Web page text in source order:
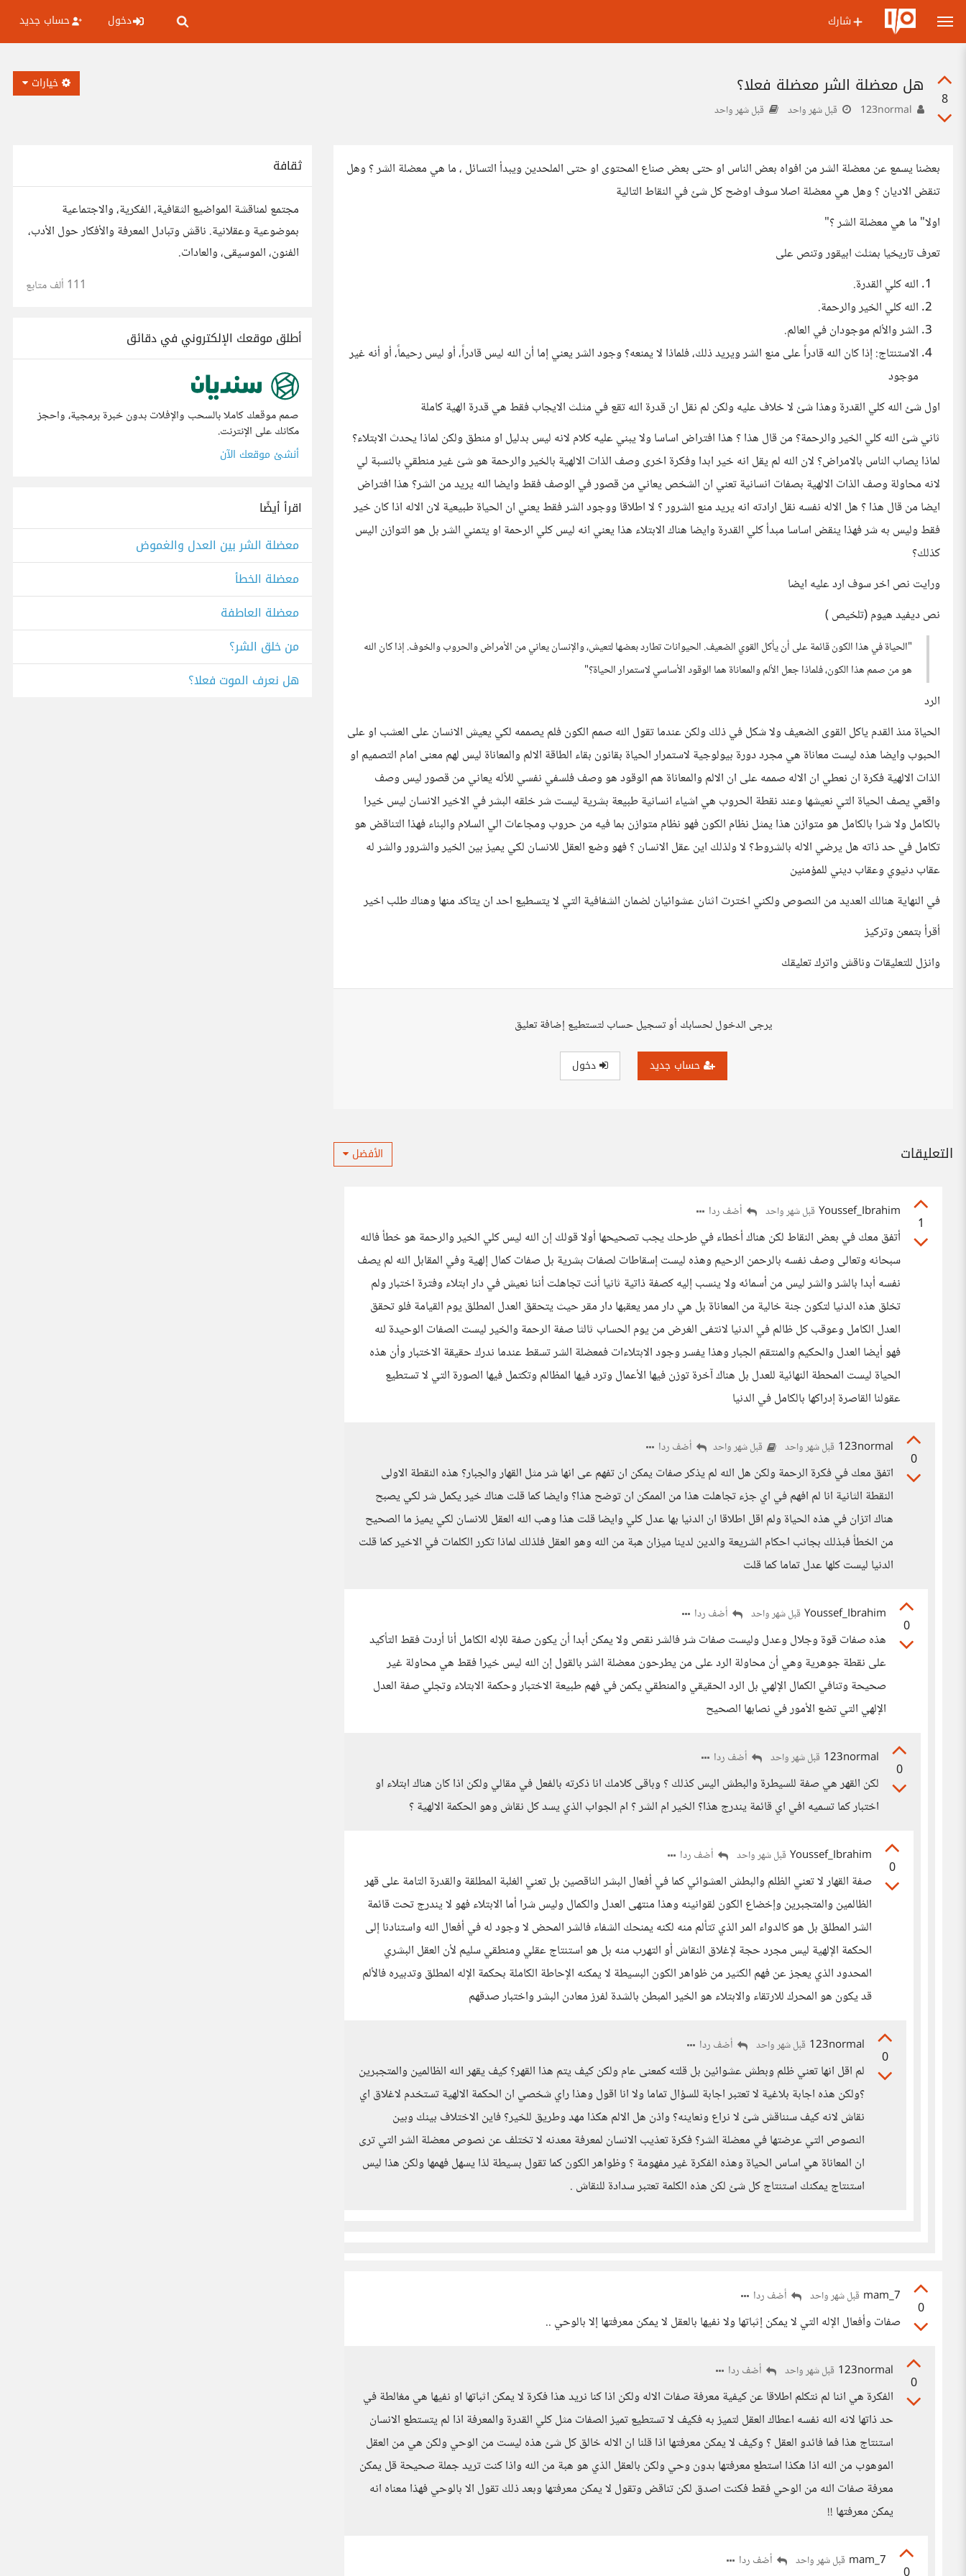
شارك دخول حساب جديد
8
هل معضلة الشر معضلة فعلا؟
قبل شهر واحد قبل شهر واحد
خيارات
بعضنا يسمع عن معضلة الشر من افواه بعض الناس او حتى بعض صناع المحتوى او حتى الملحدين ويبدأ التسائل ، ما هي معضلة الشر ؟ وهل
تنقض الاديان ؟ وهل هي معضلة اصلا سوف اوضح كل شئ في النقاط التالية
اولا" ما هي معضلة الشر ؟"
تعرف تاريخيا بمثلث ابيقور وتنص على
الله كلي القدرة.
الله كلي الخير والرحمة.
الشر والألم موجودان في العالم.
الاستنتاج: إذا كان الله قادراً على منع الشر ويريد ذلك، فلماذا لا يمنعه؟ وجود الشر يعني إما أن الله ليس قادراً، أو ليس رحيماً، أو أنه غير
موجود
اول شئ الله كلي القدرة وهذا شئ لا خلاف عليه ولكن لم نقل ان قدرة الله تقع في مثلث الايجاب فقط هي قدرة الهية كاملة
ثاني شئ الله كلي الخير والرحمة؟ من قال هذا ؟ هذا افتراض اساسا ولا يبني عليه كلام لانه ليس بدليل او منطق ولكن لماذا يحدث الابتلاء؟
لماذا يصاب الناس بالامراض؟ لان الله لم يقل انه خير ابدا وفكرة اخرى وصف الذات الالهية بالخير والرحمة هو شئ غير منطقي بالنسبة لي
لانه محاولة وصف الذات الالهية بصفات انسانية تعني ان الشخص يعاني من قصور في الوصف فقط وايضا الله يريد من الشر؟ هذا افتراض
ايضا من قال هذا ؟ هل الاله نفسه نقل ارادته انه يريد منع الشرور ؟ لا اطلاقا ووجود الشر فقط يعني ان الحياة طبيعية لان الاله اذا كان خير
فقط وليس به شر فهذا ينقض اساسا مبدأ كلي القدرة وايضا هناك الابتلاء هذا يعني انه ليس كلي الرحمة او يتمني الشر بل هو التوازن اليس
كذلك؟
ورايت نص اخر سوف ارد عليه ايضا
نص ديفيد هيوم (تلخيص )
"الحياة في هذا الكون قائمة على أن يأكل القوي الضعيف. الحيوانات تطارد بعضها لتعيش، والإنسان يعاني من الأمراض والحروب والخوف. إذا كان الله
هو من صمم هذا الكون، فلماذا جعل الألم والمعاناة هما الوقود الأساسي لاستمرار الحياة؟"
الرد
الحياة منذ القدم ياكل القوى الضعيف ولا شكل في ذلك ولكن عندما تقول الله صمم الكون فلم يصممه لكي يعيش الانسان على العشب او على
الحبوب وايضا هذه ليست معاناة هي مجرد دورة بيولوجية لاستمرار الحياة بقانون بقاء الطاقة الالم والمعاناة ليس لهم معنى امام التصميم او
الذات الالهية فكرة ان نعطي ان الاله صممه على ان الالم والمعاناة هم الوقود هو وصف فلسفي نفسي للأله يعاني من قصور ليس وصف
واقعي يصف الحياة التي نعيشها وعند نقطة الحروب هي اشياء انسانية طبيعة بشرية ليست شر خلقه البشر في الاخير الانسان ليس خيرا
بالكامل ولا شرا بالكامل هو متوازن هذا يمثل نظام الكون فهو نظام متوازن بما فيه من حروب ومجاعات الي السلام والبناء فهذا التناقض هو
تكامل في حد ذاته هل يرضي الاله بالشروط؟ لا ولذلك اين عقل الانسان ؟ فهو وضع العقل للانسان لكي يميز بين الخير والشرور والشر له
عقاب دنيوي وعقاب ديني للمؤمنين
في النهاية هنالك العديد من النصوص ولكني اخترت اثنان عشوائيان لضمان الشفافية التي لا يتسطيع احد ان يتاكد منها وهناك طلب اخير
أقرأ بتمعن وتركيز
وانزل للتعليقات وناقش واترك تعليقك
يرجى الدخول لحسابك أو تسجيل حساب لتستطيع إضافة تعليق
حساب جديد دخول
التعليقات الأفضل
1
Youssef_Ibrahim قبل شهر واحد أضف ردا
أتفق معك في بعض النقاط لكن هناك أخطاء في طرحك يجب تصحيحها أولا قولك إن الله ليس كلي الخير والرحمة هو خطأ فالله
سبحانه وتعالى وصف نفسه بالرحمن الرحيم وهذه ليست إسقاطات لصفات بشرية بل صفات كمال إلهية وفي المقابل الله لم يصف
نفسه أبدا بالشر والشر ليس من أسمائه ولا ينسب إليه كصفة ذاتية ثانيا أنت تجاهلت أننا نعيش في دار ابتلاء وفترة اختبار ولم
تخلق هذه الدنيا لتكون جنة خالية من المعاناة بل هي دار ممر يعقبها دار مقر حيث يتحقق العدل المطلق يوم القيامة فلو تحقق
العدل الكامل وعوقب كل ظالم في الدنيا لانتفى الغرض من يوم الحساب ثالثا صفة الرحمة والخير ليست الصفات الوحيدة لله
فهو أيضا العدل والحكيم والمنتقم الجبار وهذا يفسر وجود الابتلاءات فمعضلة الشر تسقط عندما ندرك حقيقة الاختبار وأن هذه
الحياة ليست المحطة النهائية للعدل بل هناك آخرة توزن فيها الأعمال وترد فيها المظالم وتكتمل فيها الصورة التي لا تستطيع
عقولنا القاصرة إدراكها بالكامل في الدنيا
0
123normal قبل شهر واحد قبل شهر واحد أضف ردا
اتفق معك في فكرة الرحمة ولكن هل الله لم يذكر صفات يمكن ان تفهم عى انها شر مثل القهار والجبار؟ هذه النقطة الاولى
النقطة الثانية انا لم افهم في اي جزء تجاهلت هذا من الممكن ان توضح هذا؟ وايضا كما قلت هناك خير يكمل شر لكي يصبح
هناك اتزان في هذه الحياة ولم اقل اطلاقا ان الدنيا بها عدل كلي وايضا قلت هذا وهب الله العقل للانسان لكي يميز ما الصحيح
من الخطأ فبذلك بجانب احكام الشريعة والدين لدينا ميزان هبة من الله وهو العقل فلذلك لماذا تكرر الكلمات في الاخير كما قلت
الدنيا ليست كلها عدل تماما كما قلت
0
Youssef_Ibrahim قبل شهر واحد أضف ردا
هذه صفات قوة وجلال وعدل وليست صفات شر فالشر نقص ولا يمكن أبدا أن يكون صفة للإله الكامل أنا أردت فقط التأكيد
على نقطة جوهرية وهي أن محاولة الرد على من يطرحون معضلة الشر بالقول إن الله ليس خيرا فقط هي محاولة غير
صحيحة وتنافي الكمال الإلهي بل الرد الحقيقي والمنطقي يكمن في فهم طبيعة الاختبار وحكمة الابتلاء وتجلي صفة العدل
الإلهي التي تضع الأمور في نصابها الصحيح
0
123normal قبل شهر واحد أضف ردا
لكن القهر هي صفة للسيطرة والبطش اليس كذلك ؟ وباقى كلامك انا ذكرته بالفعل في مقالي ولكن اذا كان هناك ابتلاء او
اختبار كما تسميه افي اي قائمة يندرج هذا؟ الخير ام الشر ؟ ام الجواب الذي يسد كل نقاش وهو الحكمة الالهية ؟
0
Youssef_Ibrahim قبل شهر واحد أضف ردا
صفة القهار لا تعني الظلم والبطش العشوائي كما في أفعال البشر الناقصين بل تعني الغلبة المطلقة والقدرة التامة على قهر
الظالمين والمتجبرين وإخضاع الكون لقوانينه وهذا منتهى العدل والكمال وليس شرا أما الابتلاء فهو لا يندرج تحت قائمة
الشر المطلق بل هو كالدواء المر الذي تتألم منه لكنه يمنحك الشفاء فالشر المحض لا وجود له في أفعال الله واستنادنا إلى
الحكمة الإلهية ليس مجرد حجة لإغلاق النقاش أو التهرب منه بل هو استنتاج عقلي ومنطقي سليم لأن العقل البشري
المحدود الذي يعجز عن فهم الكثير من ظواهر الكون البسيطة لا يمكنه الإحاطة الكاملة بحكمة الإله المطلق وتدبيره فالألم
قد يكون هو المحرك للارتقاء والابتلاء هو الخير المبطن بالشدة لفرز معادن البشر واختبار صدقهم
0
123normal قبل شهر واحد أضف ردا
لم اقل انها تعني ظلم وبطش عشوائين بل قلته كمعنى عام ولكن كيف يتم هذا القهر؟ كيف يقهر الله الظالمين والمتجبرين
؟ولكن هذه اجابة بلاغية لا تعتبر اجابة للسؤال تماما ولا انا اقول وهذا راي شخصي ان الحكمة الالهية تستخدم لاغلاق اي
نقاش لانه كيف سنناقش شئ لا نراع ونعاينه؟ واذن هل الالم هكذا مهد وطريق للخير؟ فاين الاختلاف بينك وبين
النصوص التي عرضتها في معضلة الشر؟ فكرة تعذيب الانسان لمعرفة معدنه لا تختلف عن نصوص معضلة الشر التي ترى
ان المعاناة هي اساس الحياة وهذه الفكرة غير مفهومة ؟ وظواهر الكون كما تقول بسيطة لذا يسهل فهمها ولكن هذا ليس
استنتاج يمكنك استنتاج كل شئ لكن هذه الكلمة تعتبر سدادة للنقاش .
0
mam_7 قبل شهر واحد أضف ردا
صفات وأفعال الإله التي لا يمكن إثباتها ولا نفيها بالعقل لا يمكن معرفتها إلا بالوحي ..
0
123normal قبل شهر واحد أضف ردا
الفكرة هي اننا لم نتكلم اطلاقا عن كيفية معرفة صفات الاله ولكن اذا كنا نريد هذا فكرة لا يمكن اثباتها او نفيها هي مغالطة في
حد ذاتها لانه الله نفسه اعطاك العقل لتميز به فكيف لا تستطيع تميز الصفات مثل كلي القدرة والمعرفة اذا لم يتستطع الانسان
استنتاج هذا فما فائدو العقل ؟ وكيف لا يمكن معرفتها اذا قلنا ان الاله خالق كل شئ هذه ليست من الوحي ولكن هي من العقل
الموهوب من الله اذا هكذا استطع معرفتها بدون وحي ولكن بالعقل الذي هو هبة من الله واذا كنت تريد جملة صحيحة قل يمكن
معرفة صفات الله من الوحي فقط فكنت اصدق لكن تناقض وتقول لا يمكن معرفتها وبعد ذلك تقول الا بالوحي فهذا معناه انه
يمكن معرفتها !!
mam_7 قبل شهر واحد أضف ردا
ثقافة
مجتمع لمناقشة المواضيع الثقافية، الفكرية، والاجتماعية
بموضوعية وعقلانية. ناقش وتبادل المعرفة والأفكار حول الأدب،
الفنون، الموسيقى، والعادات.
111 ألف متابع
أطلق موقعك الإلكتروني في دقائق
صمم موقعك كاملا بالسحب والإفلات بدون خبرة برمجية، واحجز
مكانك على الإنترنت.
أنشئ موقعك الآن
اقرأ أيضًا
معضلة الشر بين العدل والغموض
معضلة الخطأ
معضلة العاطفة
من خلق الشر؟
هل نعرف الموت فعلا؟